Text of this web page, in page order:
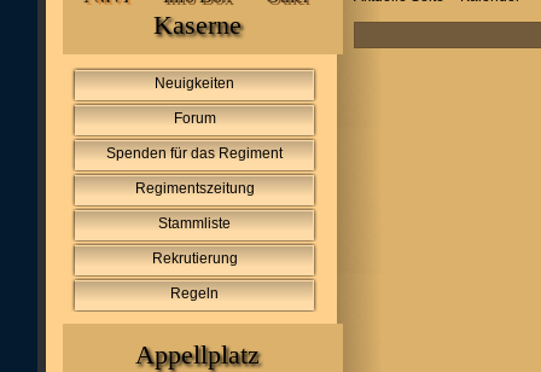
Kaserne
Neuigkeiten
Forum
Spenden für das Regiment
Regimentszeitung
Stammliste
Rekrutierung
Regeln
Appellplatz